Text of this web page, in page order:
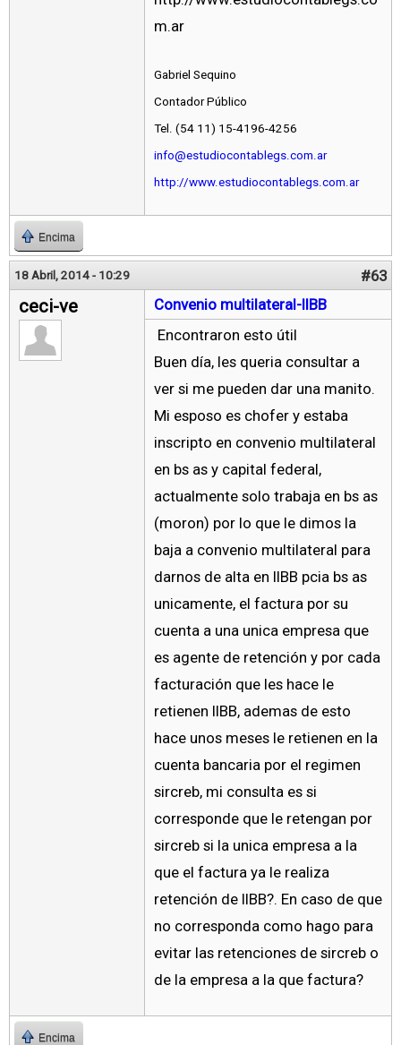
m.ar
Gabriel Sequino
Contador Público
Tel. (54 11) 15-4196-4256
info@estudiocontablegs.com.ar
http://www.estudiocontablegs.com.ar
Encima
18 Abril, 2014 - 10:29 #63
ceci-ve
Convenio multilateral-IIBB
Encontraron esto útil
Buen día, les queria consultar a
ver si me pueden dar una manito.
Mi esposo es chofer y estaba
inscripto en convenio multilateral
en bs as y capital federal,
actualmente solo trabaja en bs as
(moron) por lo que le dimos la
baja a convenio multilateral para
darnos de alta en IIBB pcia bs as
unicamente, el factura por su
cuenta a una unica empresa que
es agente de retención y por cada
facturación que les hace le
retienen IIBB, ademas de esto
hace unos meses le retienen en la
cuenta bancaria por el regimen
sircreb, mi consulta es si
corresponde que le retengan por
sircreb si la unica empresa a la
que el factura ya le realiza
retención de IIBB?. En caso de que
no corresponda como hago para
evitar las retenciones de sircreb o
de la empresa a la que factura?
Encima